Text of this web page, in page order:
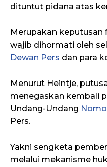
dituntut pidana atas
Merupakan keputusan
wajib dihormati oleh
Dewan Pers dan para
Menurut Heintje,
menegaskan kembali
Undang-Undang
Pers.
Yakni sengketa
melalui mekanisme